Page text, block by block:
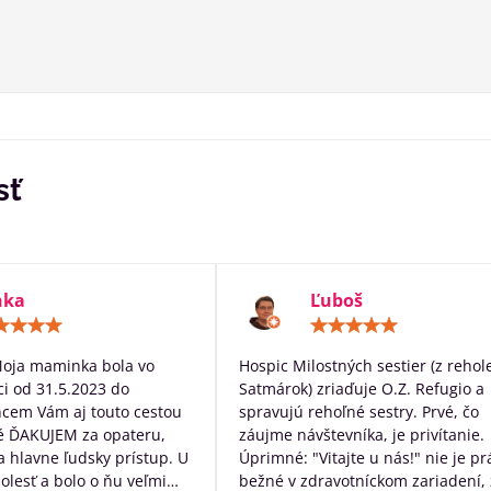
/
5
maminka bola vo
od 31.5.2023 do
Vám aj touto cestou
ĎAKUJEM za opateru,
hlavne ľudsky prístup. U
a bolo o ňu veľmi
Ľuboš
/
5
Hospic Milostných sestier (z
Satmárok) zriaďuje O.Z. Refugio a
spravujú rehoľné sestry. Prvé, čo
záujme návštevníka, je privítanie.
Úprimné: "Vitajte u nás!" nie je
bežné v zdravotníckom zariadení,